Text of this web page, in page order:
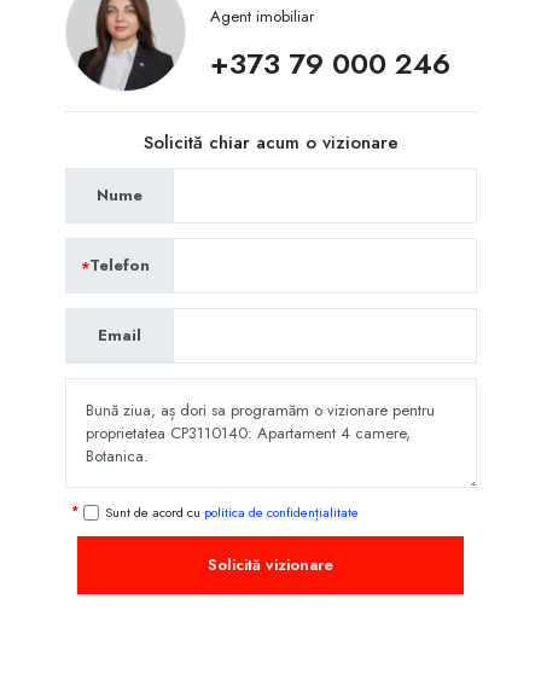
Agent imobiliar
+373 79 000 246
Solicită chiar acum o vizionare
Nume
Telefon
Email
Sunt de acord cu politica de confidențialitate
Solicită vizionare